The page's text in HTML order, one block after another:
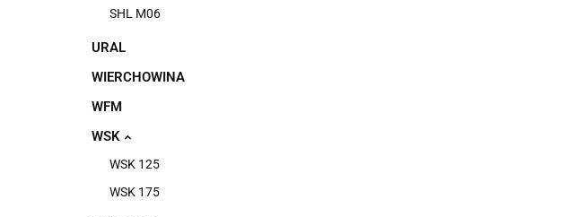
SHL M06
URAL
WIERCHOWINA
WFM
WSK
WSK 125
WSK 175